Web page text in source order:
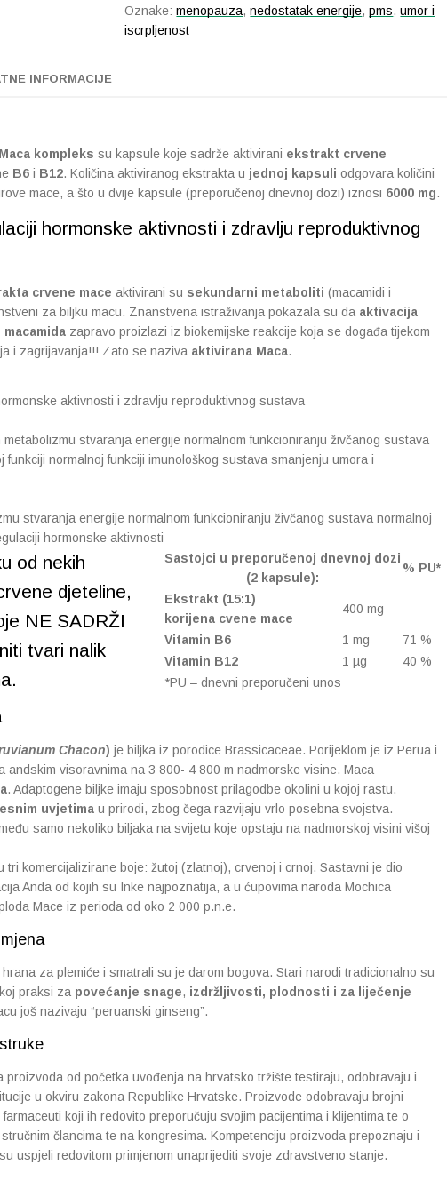
Oznake:menopauza,nedostatak energije,pms,umor i
iscrpljenost
INFORMACIJE
kompleks su kapsule koje sadrže aktivirani ekstrakt crvene
B6 i B12. Količina aktiviranog ekstrakta u jednoj kapsuli odgovara količini
mace, a što u dvije kapsule (preporučenoj dnevnoj dozi) iznosi 6000 mg.
hormonske aktivnosti i zdravlju reproduktivnog
crvene mace aktivirani su sekundarni metaboliti (macamidi i
za biljku macu. Znanstvena istraživanja pokazala su da aktivacija
zapravo proizlazi iz biokemijske reakcije koja se događa tijekom
i zagrijavanja!!! Zato se naziva aktivirana Maca.
aktivnosti i zdravlju reproduktivnog sustava
stvaranja energije normalnom funkcioniranju živčanog sustava
funkciji normalnoj funkciji imunološkog sustava smanjenju umora i
stvaranja energije normalnom funkcioniranju živčanog sustava normalnoj
hormonske aktivnosti
Sastojci u preporučenoj dnevnoj dozi
(2 kapsule):
% PU*
Ekstrakt (15:1)
korijena cvene mace
400 mg –
Vitamin B6 1 mg
71 %
Vitamin B12
1 µg
40 %
*PU – dnevni preporučeni unos
od nekih
djeteline,
NE SADRŽI
tvari nalik
Chacon) je biljka iz porodice Brassicaceae. Porijeklom je iz Perua i
andskim visoravnima na 3 800- 4 800 m nadmorske visine. Maca
. Adaptogene biljke imaju sposobnost prilagodbe okolini u kojoj rastu.
uvjetima u prirodi, zbog čega razvijaju vrlo posebna svojstva.
samo nekoliko biljaka na svijetu koje opstaju na nadmorskoj visini višoj
tri komercijalizirane boje: žutoj (zlatnoj), crvenoj i crnoj. Sastavni je dio
Anda od kojih su Inke najpoznatija, a u ćupovima naroda Mochica
Mace iz perioda od oko 2 000 p.n.e.
za plemiće i smatrali su je darom bogova. Stari narodi tradicionalno su
praksi za povećanje snage, izdržljivosti, plodnosti i za liječenje
još nazivaju “peruanski ginseng”.
proizvoda od početka uvođenja na hrvatsko tržište testiraju, odobravaju i
u okviru zakona Republike Hrvatske. Proizvode odobravaju brojni
koji ih redovito preporučuju svojim pacijentima i klijentima te o
člancima te na kongresima. Kompetenciju proizvoda prepoznaju i
uspjeli redovitom primjenom unaprijediti svoje zdravstveno stanje.